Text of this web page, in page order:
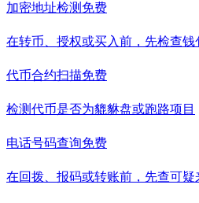
加密地址检测 免费
在转币、授权或买入前，先检查钱
代币合约扫描免费
检测代币是否为貔貅盘或跑路项目
电话号码查询免费
在回拨、报码或转账前，先查可疑